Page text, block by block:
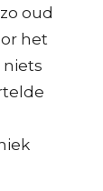
oud
het
niets